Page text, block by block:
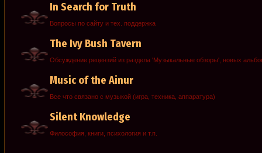
In Search for Truth
Вопросы по сайту и тех. поддержка
The Ivy Bush Tavern
Обсуждение рецензий из раздела 'Музыкальные обзоры', новых
Music of the Ainur
Все что связано с музыкой (игра, техника, аппаратура)
Silent Knowledge
Философия, книги, психология и т.п.